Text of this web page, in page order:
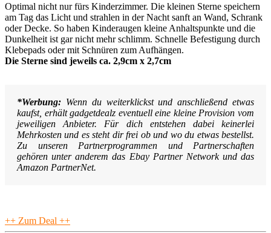
Optimal nicht nur fürs Kinderzimmer. Die kleinen Sterne speichern
am Tag das Licht und strahlen in der Nacht sanft an Wand, Schrank
oder Decke. So haben Kinderaugen kleine Anhaltspunkte und die
Dunkelheit ist gar nicht mehr schlimm. Schnelle Befestigung durch
Klebepads oder mit Schnüren zum Aufhängen.
Die Sterne sind jeweils ca. 2,9cm x 2,7cm
*Werbung: Wenn du weiterklickst und anschließend etwas
kaufst, erhält gadgetdealz eventuell eine kleine Provision vom
jeweiligen Anbieter. Für dich entstehen dabei keinerlei
Mehrkosten und es steht dir frei ob und wo du etwas bestellst.
Zu unseren Partnerprogrammen und Partnerschaften
gehören unter anderem das Ebay Partner Network und das
Amazon PartnerNet.
++ Zum Deal ++